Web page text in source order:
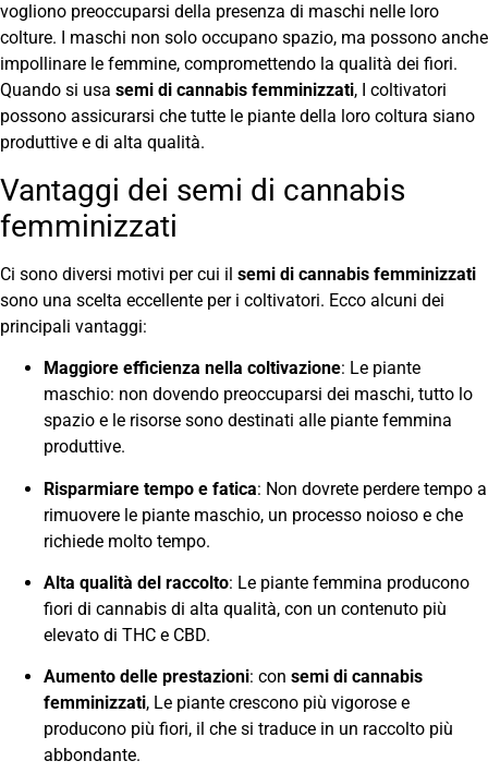
vogliono preoccuparsi della presenza di maschi nelle loro
colture. I maschi non solo occupano spazio, ma possono anche
impollinare le femmine, compromettendo la qualità dei fiori.
Quando si usa semi di cannabis femminizzati, I coltivatori
possono assicurarsi che tutte le piante della loro coltura siano
produttive e di alta qualità.
Vantaggi dei semi di cannabis
femminizzati
Ci sono diversi motivi per cui il semi di cannabis femminizzati
sono una scelta eccellente per i coltivatori. Ecco alcuni dei
principali vantaggi:
Maggiore efficienza nella coltivazione: Le piante
maschio: non dovendo preoccuparsi dei maschi, tutto lo
spazio e le risorse sono destinati alle piante femmina
produttive.
Risparmiare tempo e fatica: Non dovrete perdere tempo a
rimuovere le piante maschio, un processo noioso e che
richiede molto tempo.
Alta qualità del raccolto: Le piante femmina producono
fiori di cannabis di alta qualità, con un contenuto più
elevato di THC e CBD.
Aumento delle prestazioni: con semi di cannabis
femminizzati, Le piante crescono più vigorose e
producono più fiori, il che si traduce in un raccolto più
abbondante.